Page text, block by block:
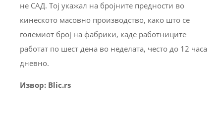
не САД. Тој укажал на бројните предности во
кинеското масовно производство, како што се
големиот број на фабрики, каде работниците
работат по шест дена во неделата, често до 12 часа
дневно.
Извор: Blic.rs